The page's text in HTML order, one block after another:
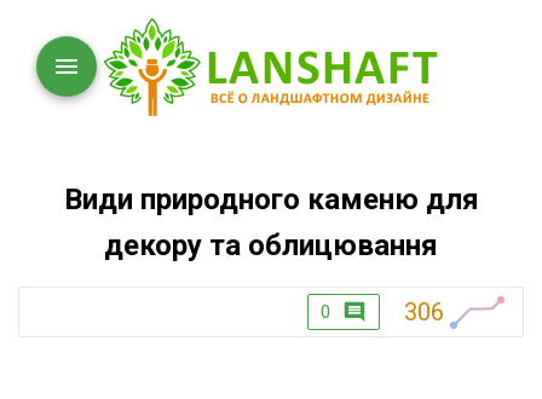
Види природного каменю для
декору та облицювання
0 306